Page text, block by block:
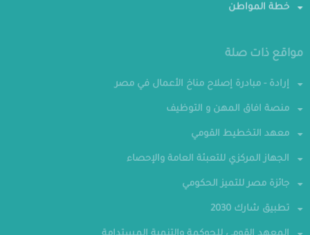
خطة المواطن
مواقع ذات صلة
إرادة - مبادرة إصلاح مناخ الأعمال في مصر
منصة افاق المهن و التوظيف
معهد التخطيط القومي
الجهاز المركزي للتعبئة العامة والإحصاء
جائزة مصر للتميز الحكومي
تطبيق شارك 2030